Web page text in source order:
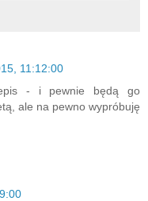
11:12:00
- i pewnie będą go
ale na pewno wypróbuję